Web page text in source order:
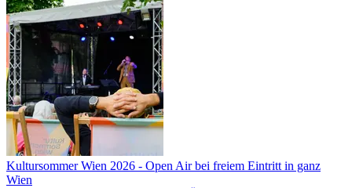
Kultursommer Wien 2026 - Open Air bei freiem Eintritt in ganz
Wien